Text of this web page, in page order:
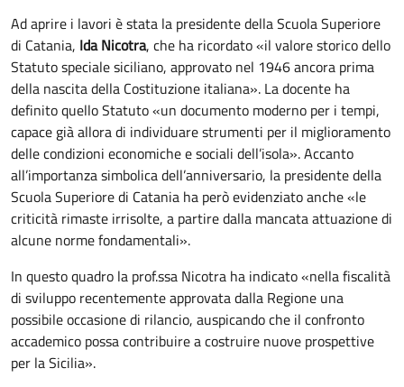
Ad aprire i lavori è stata la presidente della Scuola Superiore
di Catania, Ida Nicotra, che ha ricordato «il valore storico dello
Statuto speciale siciliano, approvato nel 1946 ancora prima
della nascita della Costituzione italiana». La docente ha
definito quello Statuto «un documento moderno per i tempi,
capace già allora di individuare strumenti per il miglioramento
delle condizioni economiche e sociali dell’isola». Accanto
all’importanza simbolica dell’anniversario, la presidente della
Scuola Superiore di Catania ha però evidenziato anche «le
criticità rimaste irrisolte, a partire dalla mancata attuazione di
alcune norme fondamentali».
In questo quadro la prof.ssa Nicotra ha indicato «nella fiscalità
di sviluppo recentemente approvata dalla Regione una
possibile occasione di rilancio, auspicando che il confronto
accademico possa contribuire a costruire nuove prospettive
per la Sicilia».